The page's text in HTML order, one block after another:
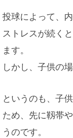
投球によって、
ストレスが続く
ます。
しかし、子供の
というのも、子
ため、先に靱帯
うのです。